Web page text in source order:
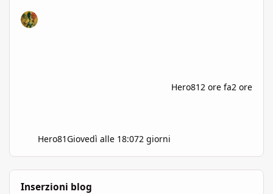
Hero81 Giovedì alle 18:072 giorni
Hero812 ore fa2 ore
Inserzioni blog